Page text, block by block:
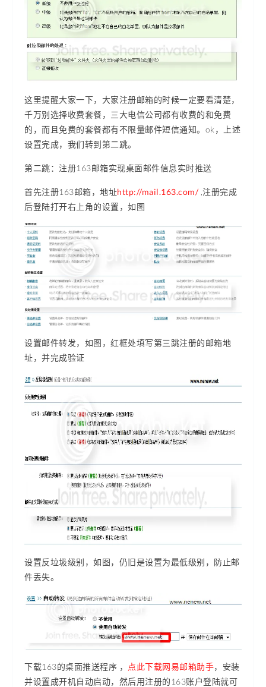
这里提醒大家一下，大家注册邮箱的时候一定要看清楚，
千万别选择收费套餐，三大电信公司都有收费的和免费
的，而且免费的套餐都有不限量邮件短信通知。ok，上述
设置完成，我们转到第二跳。
第二跳：注册163邮箱实现桌面邮件信息实时推送
首先注册163邮箱，地址http://mail.163.com/ ,注册完成
后登陆打开右上角的设置，如图
设置邮件转发，如图，红框处填写第三跳注册的邮箱地
址，并完成验证
设置反垃圾级别，如图，仍旧是设置为最低级别，防止邮
件丢失。
下载163的桌面推送程序 ， 点此下载网易邮箱助手，安装
并设置成开机自动启动，然后用注册的163账户登陆就可